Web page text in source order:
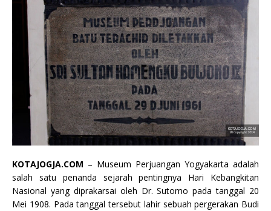
KOTAJOGJA.COM – Museum Perjuangan Yogyakarta adalah
salah satu penanda sejarah pentingnya Hari Kebangkitan
Nasional yang diprakarsai oleh Dr. Sutomo pada tanggal 20
Mei 1908. Pada tanggal tersebut lahir sebuah pergerakan Budi